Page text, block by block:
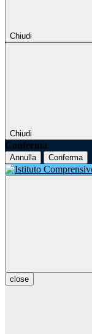
Chiudi
Chiudi
Conferma
Annulla Conferma
close